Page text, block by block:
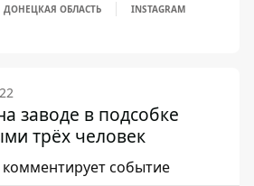
ДОНЕЦКАЯ ОБЛАСТЬ INSTAGRAM
заводе в подсобке
трёх человек
событие